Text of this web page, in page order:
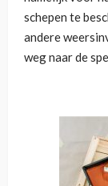
schepen te
andere
weg naar de